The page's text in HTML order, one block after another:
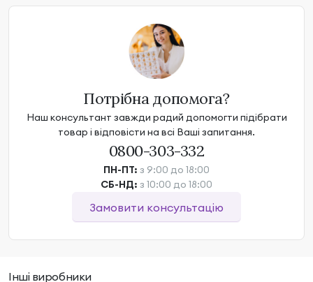
Потрібна допомога?
Наш консультант завжди радий допомогти підібрати
товар і відповісти на всі Ваші запитання.
0800-303-332
ПН-ПТ: з 9:00 до 18:00
СБ-НД: з 10:00 до 18:00
Замовити консультацію
Інші виробники